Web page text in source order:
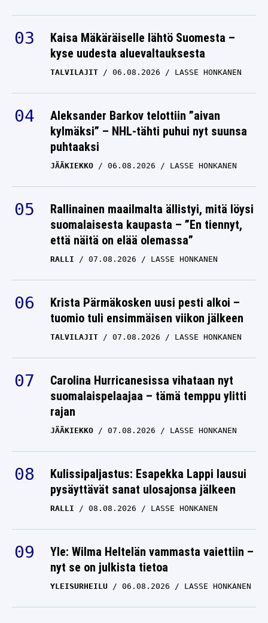
Kaisa Mäkäräiselle lähtö Suomesta –
kyse uudesta aluevaltauksesta
TALVILAJIT 06.08.2026 LASSE HONKANEN
Aleksander Barkov telottiin ”aivan
kylmäksi” – NHL-tähti puhui nyt suunsa
puhtaaksi
JÄÄKIEKKO 06.08.2026 LASSE HONKANEN
Rallinainen maailmalta ällistyi, mitä löysi
suomalaisesta kaupasta – ”En tiennyt,
että näitä on elää olemassa”
RALLI 07.08.2026 LASSE HONKANEN
Krista Pärmäkosken uusi pesti alkoi –
tuomio tuli ensimmäisen viikon jälkeen
TALVILAJIT 07.08.2026 LASSE HONKANEN
Carolina Hurricanesissa vihataan nyt
suomalaispelaajaa – tämä temppu ylitti
rajan
JÄÄKIEKKO 07.08.2026 LASSE HONKANEN
Kulissipaljastus: Esapekka Lappi lausui
pysäyttävät sanat ulosajonsa jälkeen
RALLI 08.08.2026 LASSE HONKANEN
Yle: Wilma Heltelän vammasta vaiettiin –
nyt se on julkista tietoa
YLEISURHEILU 06.08.2026 LASSE HONKANEN